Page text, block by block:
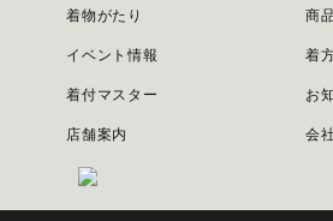
着物がたり 商
イベント情報 着
着付マスター お
店舗案内 会